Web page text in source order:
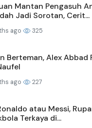
Mantan Pengasuh
Jadi Sorotan, Cerit...
ago 325
Berteman, Alex Abbad
ago 227
atau Messi,
Terkaya di...